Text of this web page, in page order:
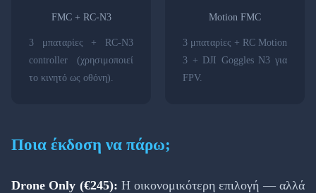
FMC + RC-N3
3 μπαταρίες + RC-N3
controller (χρησιμοποιεί
το κινητό ως οθόνη).
Motion FMC
3 μπαταρίες + RC Motion
3 + DJI Goggles N3 για
FPV.
Ποια έκδοση να πάρω;
Drone Only (€245): Η οικονομικότερη επιλογή — αλλά